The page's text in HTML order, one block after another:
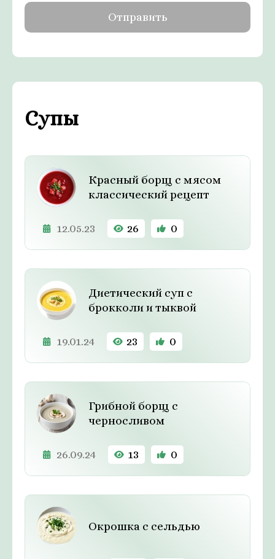
Супы
Красный борщ с мясом
классический рецепт
12.05.23 26 0
Диетический суп с
брокколи и тыквой
19.01.24 23 0
Грибной борщ с
черносливом
26.09.24 13 0
Окрошка с сельдью